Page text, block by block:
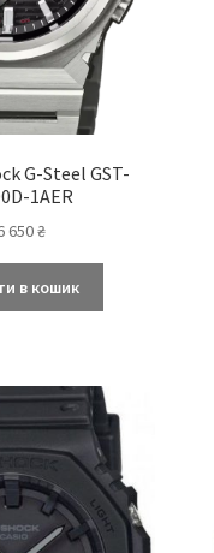
G-Steel GST-
1AER
650₴
в кошик